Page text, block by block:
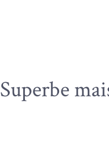
Superbe